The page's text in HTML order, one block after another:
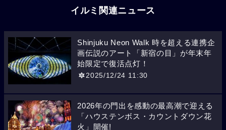
イルミ関連ニュース
Shinjuku Neon Walk 時を超える連携企
画伝説のアート「新宿の目」が年末年
始限定で復活点灯！
2025/12/24 11:30
2026年の門出を感動の最高潮で迎える
「ハウステンボス・カウントダウン花
火」開催!